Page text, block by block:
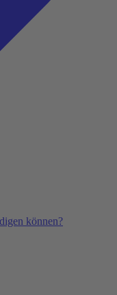
können?